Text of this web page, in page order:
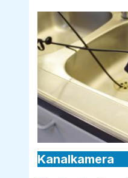
Kanalkamera